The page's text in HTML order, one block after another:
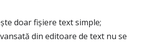
doar fișiere text simple;
din editoare de text nu se